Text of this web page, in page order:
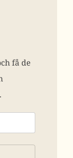
få de